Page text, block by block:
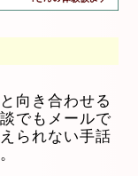
向き合わせる
でもメールで
られない手話